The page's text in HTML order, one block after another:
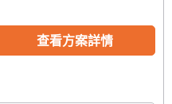
查看方案詳情